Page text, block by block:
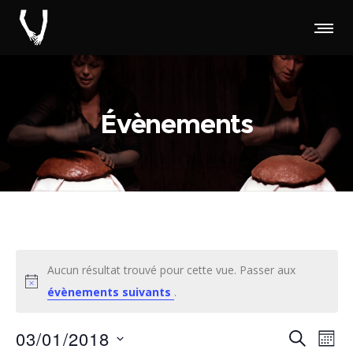
Évènements
Aucun résultat trouvé pour cette vue. Passer aux
évènements suivants .
MOIS
03/01/2018